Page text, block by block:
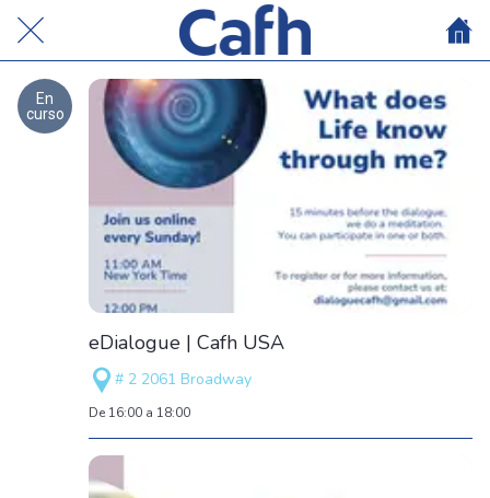
En
curso
eDialogue | Cafh USA
# 2 2061 Broadway
De 16:00 a 18:00